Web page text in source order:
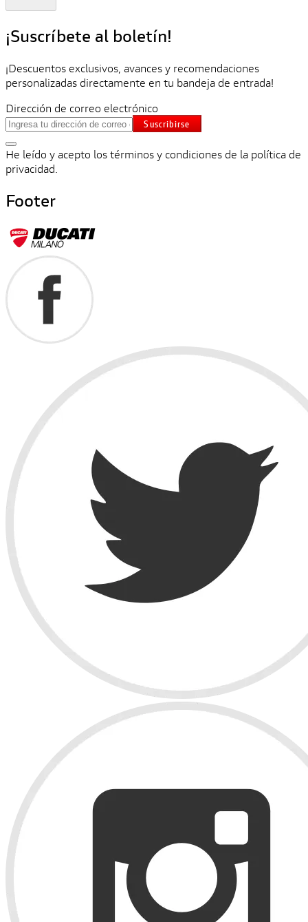
¡Suscríbete al boletín!
¡Descuentos exclusivos, avances y recomendaciones
personalizadas directamente en tu bandeja de entrada!
Dirección de correo electrónico
Suscribirse
He leído y acepto los términos y condiciones de la política de
privacidad.
Footer